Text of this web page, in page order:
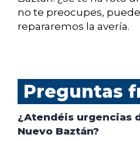
no te preocupes,
repararemos la avería.
Preguntas
¿Atendéis urgencias
Nuevo Baztán?